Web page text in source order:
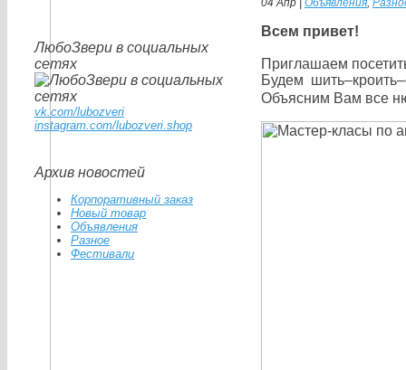
ЛюбоЗвери в социальных
сетях
vk.com/lubozveri
instagram.com/lubozveri.shop
Архив новостей
Корпоративный заказ
Новый товар
Объявления
Разное
Фестивали
04 Апр | Объявления,
Всем привет!
Приглашаем
Будем
Объясним Вам все